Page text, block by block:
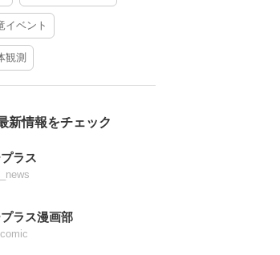
イベント
観測
新情報をチェック
ラス
ラス漫画部